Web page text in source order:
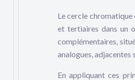
Le cercle chromatique
et tertiaires dans un
complémentaires,
analogues, adjacentes
En appliquant ces